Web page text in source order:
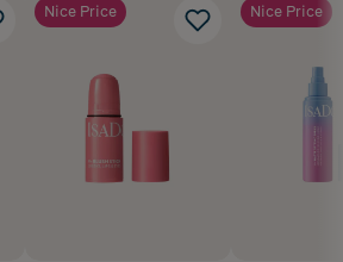
Nice Price Nice Price